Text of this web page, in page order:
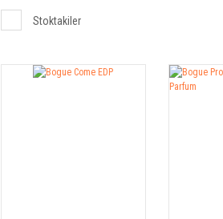
Stoktakiler